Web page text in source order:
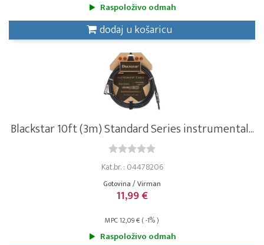
Raspoloživo odmah
dodaj u košaricu
Blackstar 10ft (3m) Standard Series instrumental...
Kat.br. : 04478206
Gotovina / Virman
11,99 €
MPC 12,09 € ( -1% )
Raspoloživo odmah